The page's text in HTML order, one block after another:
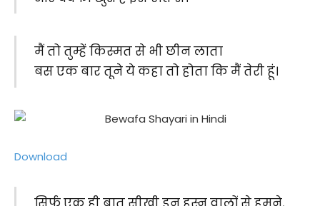
मैं तो तुम्हें किस्मत से भी छीन लाता
बस एक बार तूने ये कहा तो होता कि मैं तेरी हूं।
Download